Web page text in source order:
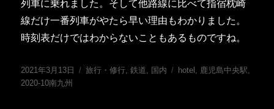
列車に乗れました。そして他路線に比べて指宿枕崎
線だけ一番列車がやたら早い理由もわかりました。
時刻表だけではわからないこともあるものですね。
投
稿
2021年3月13日
カ
旅行・修行 ,鉄道 国内
タ
hotel 鹿児島中央駅
2020-10南九州